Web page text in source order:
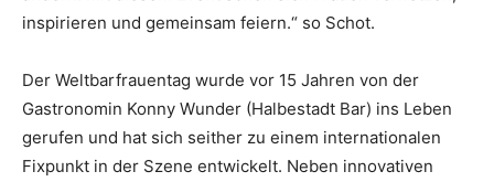
inspirieren und gemeinsam feiern.“ so Schot.
Der Weltbarfrauentag wurde vor 15 Jahren von der
Gastronomin Konny Wunder (Halbestadt Bar) ins Leben
gerufen und hat sich seither zu einem internationalen
Fixpunkt in der Szene entwickelt. Neben innovativen